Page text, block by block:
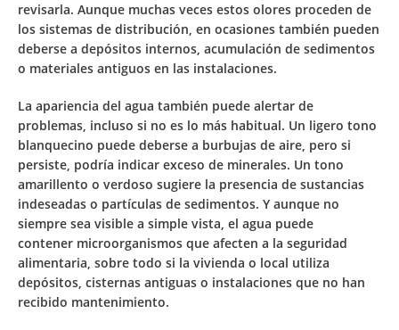
revisarla. Aunque muchas veces estos olores proceden de
los sistemas de distribución, en ocasiones también pueden
deberse a depósitos internos, acumulación de sedimentos
o materiales antiguos en las instalaciones.
La apariencia del agua también puede alertar de
problemas, incluso si no es lo más habitual. Un ligero tono
blanquecino puede deberse a burbujas de aire, pero si
persiste, podría indicar exceso de minerales. Un tono
amarillento o verdoso sugiere la presencia de sustancias
indeseadas o partículas de sedimentos. Y aunque no
siempre sea visible a simple vista, el agua puede
contener microorganismos que afecten a la seguridad
alimentaria, sobre todo si la vivienda o local utiliza
depósitos, cisternas antiguas o instalaciones que no han
recibido mantenimiento.